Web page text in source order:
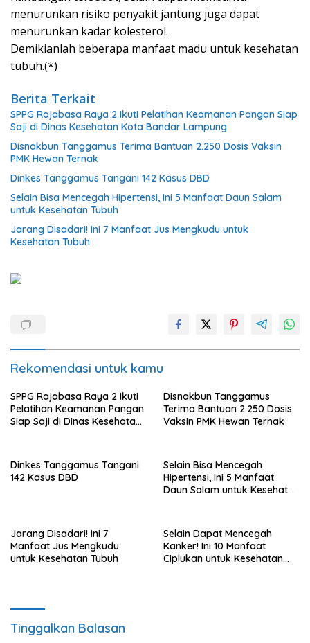
menurunkan risiko penyakit jantung juga dapat
menurunkan kadar kolesterol.
Demikianlah beberapa manfaat madu untuk kesehatan
tubuh.(*)
Berita Terkait
SPPG Rajabasa Raya 2 Ikuti Pelatihan Keamanan Pangan Siap
Saji di Dinas Kesehatan Kota Bandar Lampung
Disnakbun Tanggamus Terima Bantuan 2.250 Dosis Vaksin
PMK Hewan Ternak
Dinkes Tanggamus Tangani 142 Kasus DBD
Selain Bisa Mencegah Hipertensi, Ini 5 Manfaat Daun Salam
untuk Kesehatan Tubuh
Jarang Disadari! Ini 7 Manfaat Jus Mengkudu untuk
Kesehatan Tubuh
Rekomendasi untuk kamu
SPPG Rajabasa Raya 2 Ikuti
Pelatihan Keamanan Pangan
Siap Saji di Dinas Kesehatan
Disnakbun Tanggamus
Terima Bantuan 2.250 Dosis
Vaksin PMK Hewan Ternak
Dinkes Tanggamus Tangani
142 Kasus DBD
Selain Bisa Mencegah
Hipertensi, Ini 5 Manfaat
Daun Salam untuk Kesehatan
Jarang Disadari! Ini 7
Manfaat Jus Mengkudu
untuk Kesehatan Tubuh
Selain Dapat Mencegah
Kanker! Ini 10 Manfaat
Ciplukan untuk Kesehatan
Tinggalkan Balasan